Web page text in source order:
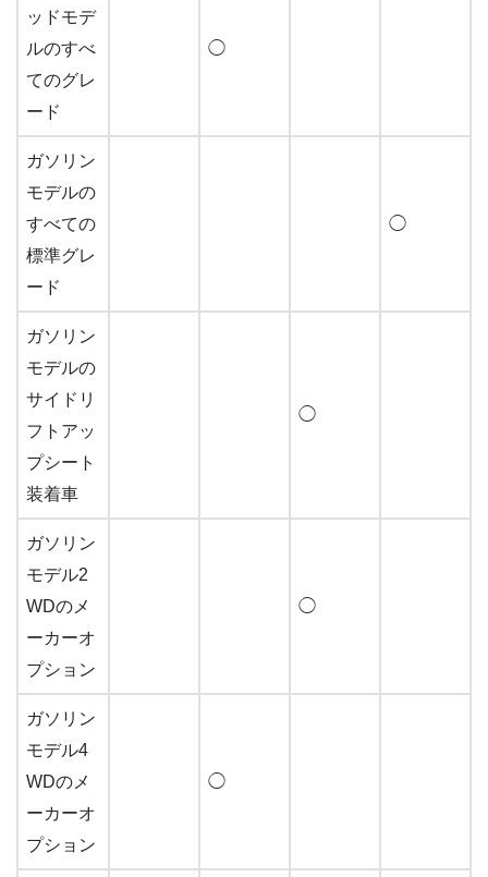
ッドモデ
ルのすべ
てのグレ
ード
◯
ガソリン
モデルの
すべての
標準グレ
ード
◯
ガソリン
モデルの
サイドリ
フトアッ
プシート
装着車
◯
ガソリン
モデル2
WDのメ
ーカーオ
プション
◯
ガソリン
モデル4
WDのメ
ーカーオ
プション
◯